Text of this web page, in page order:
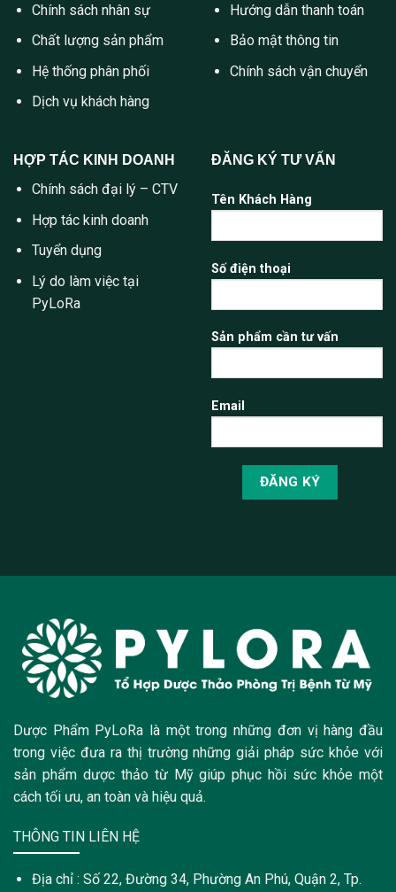
Chính sách nhân sự
Chất lượng sản phẩm
Hệ thống phân phối
Dịch vụ khách hàng
Hướng dẫn thanh toán
Bảo mật thông tin
Chính sách vận chuyển
HỢP TÁC KINH DOANH
Chính sách đại lý – CTV
Hợp tác kinh doanh
Tuyển dụng
Lý do làm việc tại
PyLoRa
ĐĂNG KÝ TƯ VẤN
Tên Khách Hàng
Số điện thoại
Sản phẩm cần tư vấn
Email
Dược Phẩm PyLoRa là một trong những đơn vị hàng đầu
trong việc đưa ra thị trường những giải pháp sức khỏe với
sản phẩm dược thảo từ Mỹ giúp phục hồi sức khỏe một
cách tối ưu, an toàn và hiệu quả.
THÔNG TIN LIÊN HỆ
Địa chỉ : Số 22, Đường 34, Phường An Phú, Quận 2, Tp.